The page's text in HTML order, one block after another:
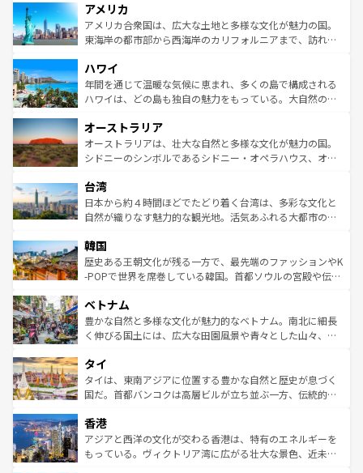
ンツ一覧を参照してほしい。
の建物がそのまま残る町や、スイスならではのユニークな
博物館もあり、アルプス観光だけでなく町歩きも満喫する
ことができる。国民の所得が高いため物価も高いが、旅行
ば市内交通費無料で観光を楽しむこともできる。 なお、新
着のスイス情報はコンテンツ一覧 を参照してほしい。
アメリカ
アメリカ合衆国は、広大な土地と多様な文化が魅力の国。
東海岸の都市部から西海岸のカリフォルニアまで、訪れる
のような巨大都市は、観光、ショッピング、エンターテイ
ンメントが詰まった刺激的なスポットだ。一方、アメリカ
西部には大自然が広がり、グランドキャニオンやイエロー
部のニューオーリンズでは、音楽と美食が融合した独特の
文化が魅力。旅行者はアメリカの各地域で異なる魅力を楽
しみながら、その多様性と豊かな歴史を感じることができ
ならではの贅沢な旅のスタイルだ。 なお、新着のアメリカ
情報はコンテンツ一覧を参照してほしい。
ハワイ
年間を通じて温暖な気候に恵まれ、多くの島で構成される
ハワイは、どの島も独自の魅力をもっている。大自然の神
ワイ島は見逃せない。また、定番の観光地といえばオアフ
島だが、静かな自然を求めるならマウイ島やカウアイ島が
おすすめ。エメラルドグリーンに輝く海をはじめ、豊かな
れるおもてなしの心で訪れる人々を迎えてくれるハワイの
人々、おいしいローカルフードやハワイアンミュージッ
ク、伝統的なフラダンスなど、すべてがハワイの魅力を彩
ワイを、存分に味わってほしい。 なお、新着のハワイ情報
はコンテンツ一覧を参照してほしい。
オーストラリア
オーストラリアは、壮大な自然と多様な文化が魅力の国。
シドニーのシンボルであるシドニー・オペラハウス、オー
リアリーフや大陸中央部にそびえるウルル（エアーズロッ
ク）、タスマニアの美しい原生林やケアンズの熱帯雨林な
ど、見どころがたくさん。また、カフェやワイン、オージ
いる。アクティビティも充実しており、サーフィンやダイ
ビング、ハイキングなど、アウトドア好きにはたまらな
い。オーストラリアの多彩な魅力を存分に味わいつくそ
参照してほしい。
台湾
日本から約４時間ほどでたどり着く台湾は、多彩な文化と
自然が織りなす魅力的な観光地。活気あふれる大都市の台
ン）、静ひつな山岳地帯である台湾東部など、都市の喧騒
と山間の静けさが共存しており、訪れる人に新しい発見と
驚きをもたらしてくれる。また、奥深い台湾の食文化も魅
容にもいいと評判のスイーツなど、バラエティ豊かな料理
が味わえる。 なお、新着の台湾情報は コンテンツ一覧を参
照してほしい。
韓国
歴史ある王朝文化が残る一方で、最先端のファッションやK
-POPで世界を席巻している韓国。首都ソウルの宮殿や伝統
き、地方に足を延ばせば四季折々の自然美を楽しむことが
できる。そして、キムチや焼肉、絶品のストリートフード
まで、さまざまな韓国料理が待っている。夜には、韓国な
リティに包まれながら、韓国の多彩な魅力を心ゆくまで味
わってみてほしい。 なお、新着の韓国情報はコンテンツ一
覧を参照してほしい。
ベトナム
豊かな自然と多様な文化が魅力的なベトナム。南北に細長
く伸びる国土には、広大な田園風景や青々とした山々、世
急速な発展と共に伝統が息づく。ハノイの古い町並みやホ
ーチミン市のフランス統治時代の建物も、独特の雰囲気を
醸し出している。また、バラエティの豊かさとおいしさで
とつ。フォーやバインミー、ベトナムコーヒーなどは、ぜ
ひ現地で味わいたい。どの地域を訪れてもあたたかい人々
が旅行者を迎えてくれるので、きっと忘れられない旅にな
タイ
タイは、東南アジアに位置する豊かな自然と歴史が息づく
国だ。首都バンコクは高層ビルが立ち並ぶ一方、伝統的な
の活気が交差している。北部ではチェンマイなどの山岳地
帯で自然と触れ合い、南部ではプーケットやクラビの美し
いビーチでリゾート気分を楽しむことができる。タイ料理
香港
アジアと西洋の文化が交わる香港は、特有のエネルギーを
もっている。ヴィクトリア湾に広がる壮大な景色、近未来